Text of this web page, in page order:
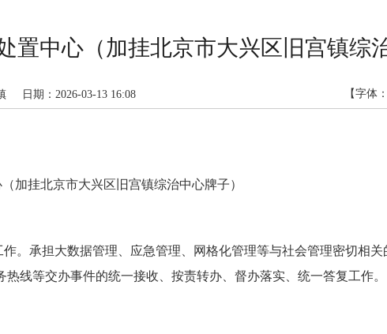
置中心（加挂北京市大兴区旧宫镇综
日期：2026-03-13 16:08 【字体：
挂北京市大兴区旧宫镇综治中心牌子）
承担大数据管理、应急管理、网格化管理等与社会管理密切相关
线等交办事件的统一接收、按责转办、督办落实、统一答复工作。